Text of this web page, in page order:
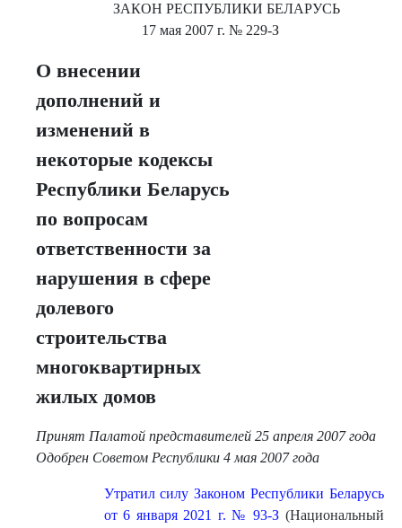
ЗАКОН РЕСПУБЛИКИ БЕЛАРУСЬ
17 мая 2007 г. № 229-З
О внесении
дополнений и
изменений в
некоторые кодексы
Республики Беларусь
по вопросам
ответственности за
нарушения в сфере
долевого
строительства
многоквартирных
жилых домов
Принят Палатой представителей 25 апреля 2007 года
Одобрен Советом Республики 4 мая 2007 года
Утратил силу Законом Республики Беларусь
от 6 января 2021 г. № 93-З (Национальный